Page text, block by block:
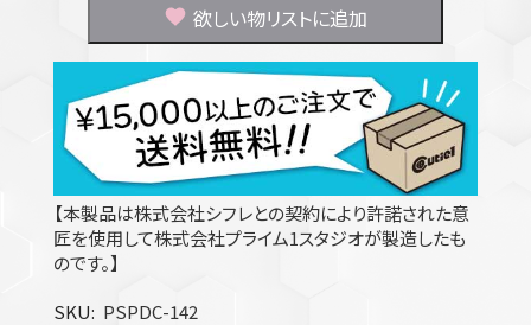
欲しい物リストに追加
【本製品は株式会社シフレとの契約により許諾された意
匠を使用して株式会社プライム1スタジオが製造したも
のです。】
SKU
PSPDC-142